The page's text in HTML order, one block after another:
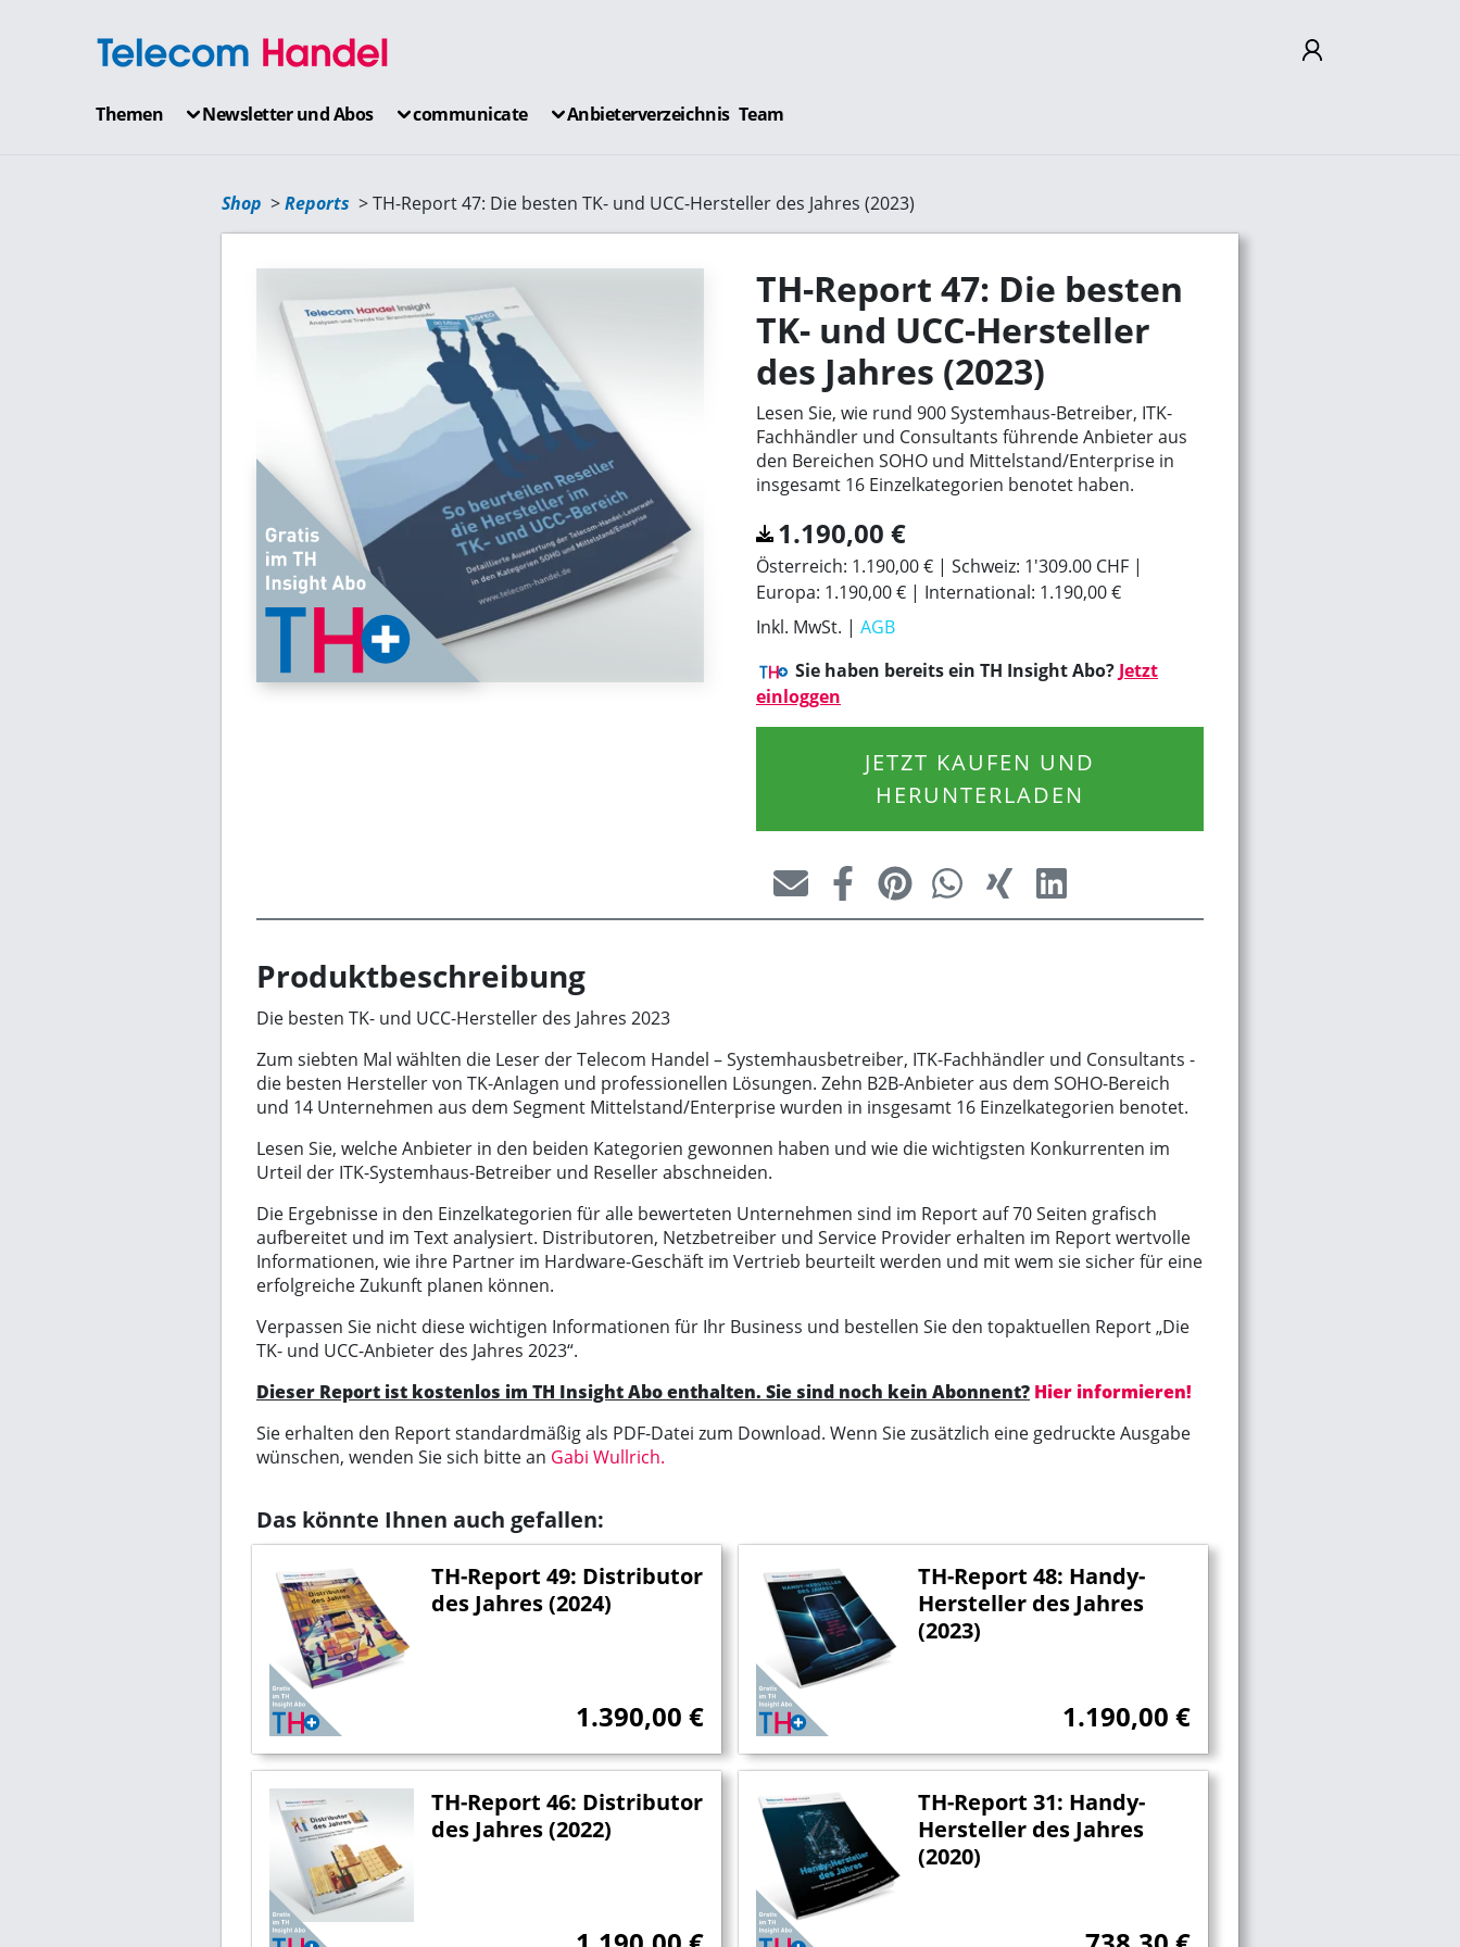
Themen Newsletter und Abos communicate Anbieterverzeichnis Team
Shop Reports TH-Report 47: Die besten TK- und UCC-Hersteller des Jahres (2023)
TH-Report 47: Die besten
TK- und UCC-Hersteller
des Jahres (2023)
Lesen Sie, wie rund 900 Systemhaus-Betreiber, ITK-
Fachhändler und Consultants führende Anbieter aus
den Bereichen SOHO und Mittelstand/Enterprise in
insgesamt 16 Einzelkategorien benotet haben.
1.190,00 €
Österreich: 1.190,00 € Schweiz: 1'309.00 CHF
Europa: 1.190,00 € International: 1.190,00 €
Inkl. MwSt. | AGB
Sie haben bereits ein TH Insight Abo? Jetzt
einloggen
JETZT KAUFEN UND
HERUNTERLADEN
Produktbeschreibung
Die besten TK- und UCC-Hersteller des Jahres 2023
Zum siebten Mal wählten die Leser der Telecom Handel – Systemhausbetreiber, ITK-Fachhändler und Consultants -
die besten Hersteller von TK-Anlagen und professionellen Lösungen. Zehn B2B-Anbieter aus dem SOHO-Bereich
und 14 Unternehmen aus dem Segment Mittelstand/Enterprise wurden in insgesamt 16 Einzelkategorien benotet.
Lesen Sie, welche Anbieter in den beiden Kategorien gewonnen haben und wie die wichtigsten Konkurrenten im
Urteil der ITK-Systemhaus-Betreiber und Reseller abschneiden.
Die Ergebnisse in den Einzelkategorien für alle bewerteten Unternehmen sind im Report auf 70 Seiten grafisch
aufbereitet und im Text analysiert. Distributoren, Netzbetreiber und Service Provider erhalten im Report wertvolle
Informationen, wie ihre Partner im Hardware-Geschäft im Vertrieb beurteilt werden und mit wem sie sicher für eine
erfolgreiche Zukunft planen können.
Verpassen Sie nicht diese wichtigen Informationen für Ihr Business und bestellen Sie den topaktuellen Report „Die
TK- und UCC-Anbieter des Jahres 2023“.
Dieser Report ist kostenlos im TH Insight Abo enthalten. Sie sind noch kein Abonnent? Hier informieren!
Sie erhalten den Report standardmäßig als PDF-Datei zum Download. Wenn Sie zusätzlich eine gedruckte Ausgabe
wünschen, wenden Sie sich bitte an Gabi Wullrich.
Das könnte Ihnen auch gefallen:
TH-Report 49: Distributor
des Jahres (2024)
1.390,00 €
TH-Report 48: Handy-
Hersteller des Jahres
(2023)
1.190,00 €
TH-Report 46: Distributor
des Jahres (2022)
TH-Report 31: Handy-
Hersteller des Jahres
(2020)